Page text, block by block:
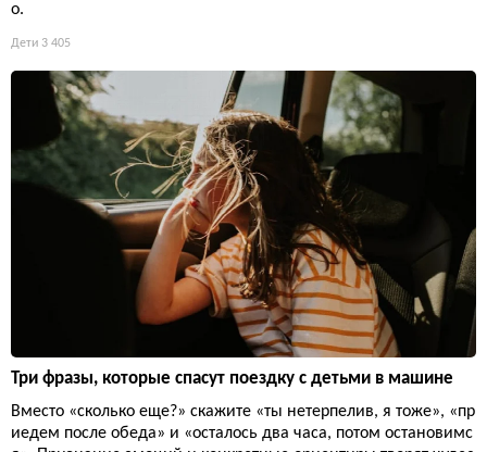
о.
Дети 3 405
Три фразы, которые спасут поездку с детьми в машине
Вместо «сколько еще?» скажите «ты нетерпелив, я тоже», «пр
иедем после обеда» и «осталось два часа, потом остановимс